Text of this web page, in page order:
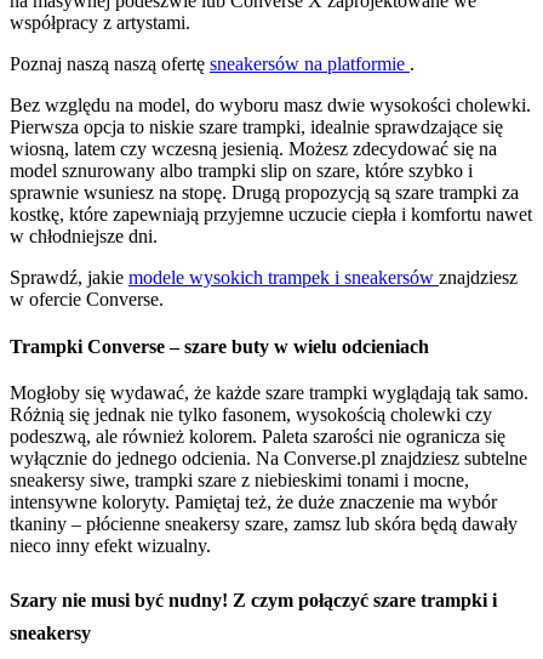
współpracy z artystami.
Poznaj naszą naszą ofertę sneakersów na platformie .
Bez względu na model, do wyboru masz dwie wysokości cholewki.
Pierwsza opcja to niskie szare trampki, idealnie sprawdzające się
wiosną, latem czy wczesną jesienią. Możesz zdecydować się na
model sznurowany albo trampki slip on szare, które szybko i
sprawnie wsuniesz na stopę. Drugą propozycją są szare trampki za
kostkę, które zapewniają przyjemne uczucie ciepła i komfortu nawet
w chłodniejsze dni.
Sprawdź, jakie modele wysokich trampek i sneakersów znajdziesz
w ofercie Converse.
Trampki Converse – szare buty w wielu odcieniach
Mogłoby się wydawać, że każde szare trampki wyglądają tak samo.
Różnią się jednak nie tylko fasonem, wysokością cholewki czy
podeszwą, ale również kolorem. Paleta szarości nie ogranicza się
wyłącznie do jednego odcienia. Na Converse.pl znajdziesz subtelne
sneakersy siwe, trampki szare z niebieskimi tonami i mocne,
intensywne koloryty. Pamiętaj też, że duże znaczenie ma wybór
tkaniny – płócienne sneakersy szare, zamsz lub skóra będą dawały
nieco inny efekt wizualny.
Szary nie musi być nudny! Z czym połączyć szare trampki i
sneakersy